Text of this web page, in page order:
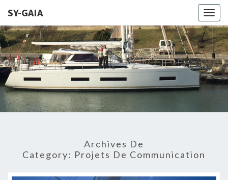
SY-GAIA
SY-
GAIA
LE SITE DE
NOTRE
PROJET DE
NAVIGATION
SUR GAIA
Archives De
Category: Projets De Communication